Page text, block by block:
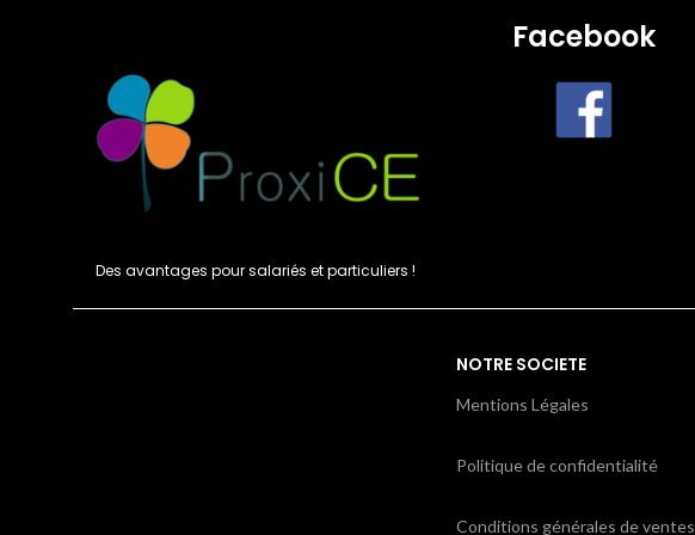
Des avantages pour salariés et particuliers !
Facebook
NOTRE SOCIETE
Mentions Légales
Politique de confidentialité
Conditions générales de ventes